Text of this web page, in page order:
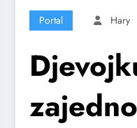
Portal Hary